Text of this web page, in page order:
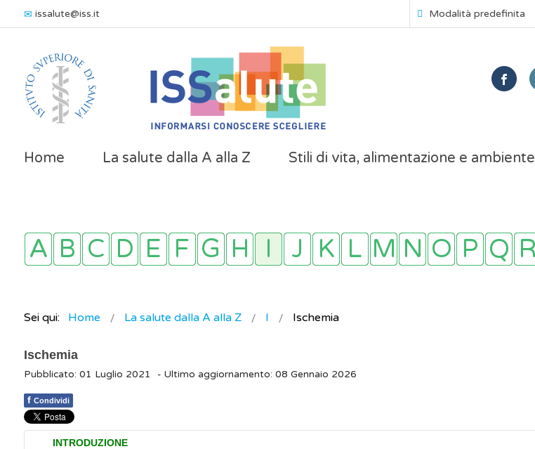
issalute@iss.it Modalità predefinita
Home La salute dalla A alla Z Stili di vita, alimentazione e ambiente
Sei qui: Home La salute dalla A alla Z I Ischemia
Ischemia
Pubblicato: 01 Luglio 2021 - Ultimo aggiornamento: 08 Gennaio 2026
f Condividi
INTRODUZIONE